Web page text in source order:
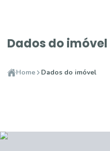
Dados do imóvel
Home Dados do imóvel